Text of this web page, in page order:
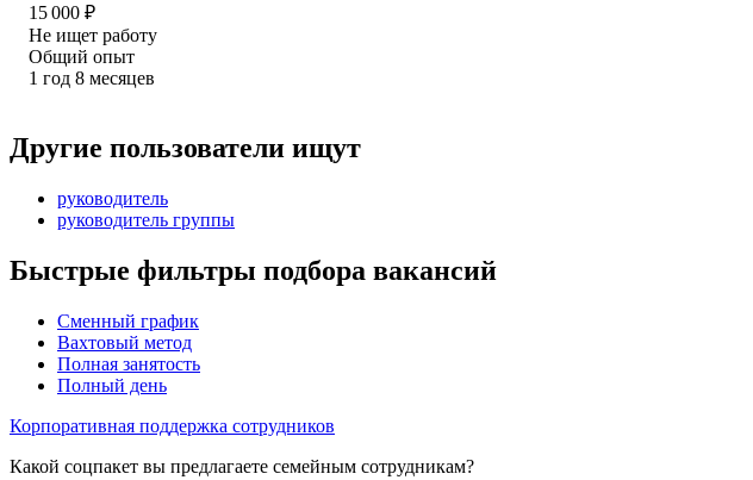
15 000 ₽
Не ищет работу
Общий опыт
1 год 8 месяцев
Другие пользователи ищут
руководитель
руководитель группы
Быстрые фильтры подбора вакансий
Сменный график
Вахтовый метод
Полная занятость
Полный день
Корпоративная поддержка сотрудников
Какой соцпакет вы предлагаете семейным сотрудникам?